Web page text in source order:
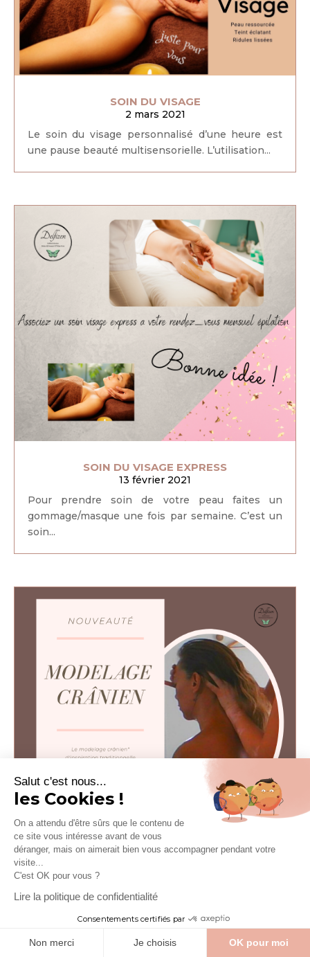
Salut c'est nous...
les Cookies !
On a attendu d'être sûrs que le contenu de
ce site vous intéresse avant de vous
déranger, mais on aimerait bien vous accompagner pendant votre
visite...
C'est OK pour vous ?
Lire la politique de confidentialité
Consentements certifiés par
Non merci Je choisis OK pour moi
SOIN DU VISAGE
2 mars 2021
Le soin du visage personnalisé d’une heure est
une pause beauté multisensorielle. L’utilisation...
SOIN DU VISAGE EXPRESS
13 février 2021
Pour prendre soin de votre peau faites un
gommage/masque une fois par semaine. C’est un
soin...
MODELAGE CRÂNIEN
Inspiré du massage Ayurvédique Shirodhara, ce
modelage apporte calme, et apaise la fatigue...